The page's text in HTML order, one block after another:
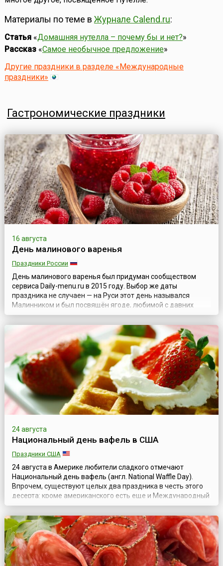
Материалы по теме в Журнале Calend.ru:
Статья«Домашняя нутелла – почему бы и нет?»
Рассказ«Самое необычное предложение»
Другие праздники в разделе «Международные
праздники»
Гастрономические праздники
16 августа
День малинового варенья
Праздники России
День малинового варенья был придуман сообществом
сервиса Daily-menu.ru в 2015 году. Выбор же даты
праздника не случаен — на Руси этот день назывался
Малинником и был посвящён ягоде, любимой с давних
времен всеми, вне зависимости от возраста и социального
положения. Малину ценили во все времена за её вкус и
полезные качества и использовали не только как продукт
питания, но и как целебное средст...
24 августа
Национальный день вафель в США
Праздники США
24 августа в Америке любители сладкого отмечают
Национальный день вафель (англ. National Waffle Day).
Впрочем, существуют целых два праздника в честь этого
десерта: кроме американского есть еще и Международный
день вафель, отмечаемый 25 марта.Чем же отличается
американское лакомство? Эти вафли — не хрустящие
пластинки, к которым привыкли жители европейских стран,
а небольшие «оладьи», которые ...